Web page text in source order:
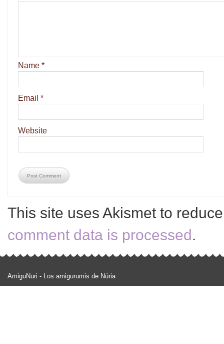
Name *
Email *
Website
This site uses Akismet to
comment data is processed.
AmiguNuri - Los amigurumis de Núria